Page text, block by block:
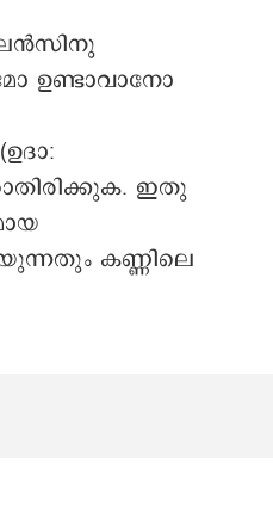
ഉണ്ടാവാനോ
ഇതു
കണ്ണിലെ